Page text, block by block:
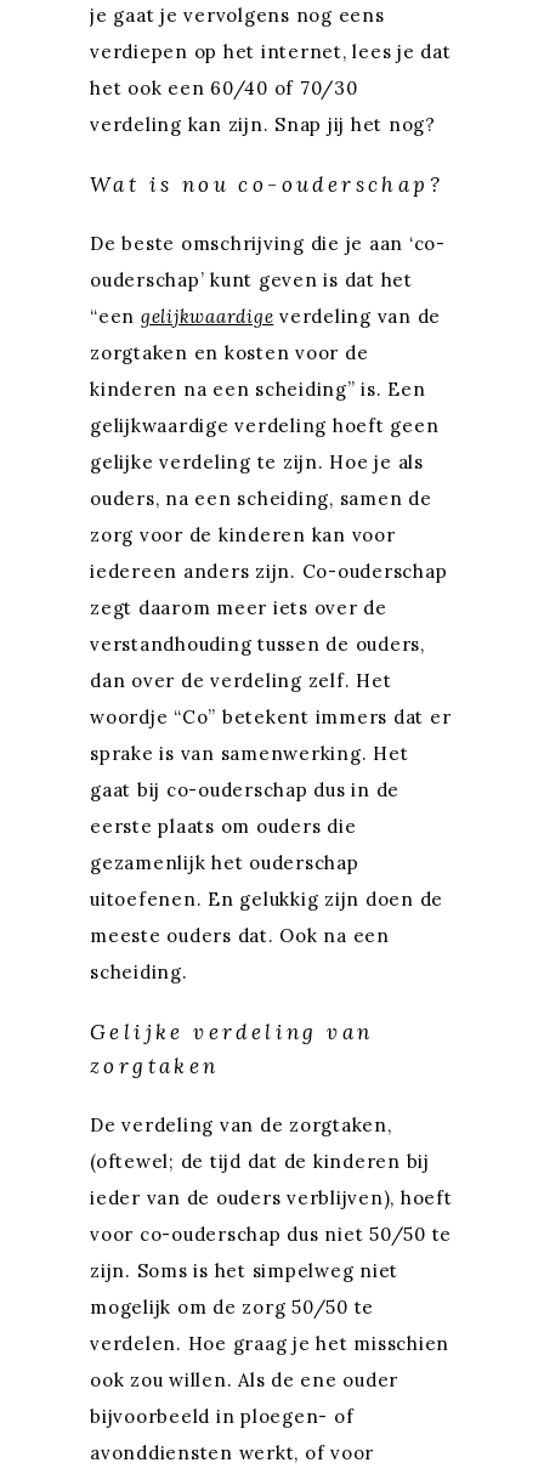
je gaat je vervolgens nog eens
verdiepen op het internet, lees je dat
het ook een 60/40 of 70/30
verdeling kan zijn. Snap jij het nog?
Wat is nou co-ouderschap?
De beste omschrijving die je aan ‘co-
ouderschap’ kunt geven is dat het
“een gelijkwaardige verdeling van de
zorgtaken en kosten voor de
kinderen na een scheiding” is. Een
gelijkwaardige verdeling hoeft geen
gelijke verdeling te zijn. Hoe je als
ouders, na een scheiding, samen de
zorg voor de kinderen kan voor
iedereen anders zijn. Co-ouderschap
zegt daarom meer iets over de
verstandhouding tussen de ouders,
dan over de verdeling zelf. Het
woordje “Co” betekent immers dat er
sprake is van samenwerking. Het
gaat bij co-ouderschap dus in de
eerste plaats om ouders die
gezamenlijk het ouderschap
uitoefenen. En gelukkig zijn doen de
meeste ouders dat. Ook na een
scheiding.
Gelijke verdeling van
zorgtaken
De verdeling van de zorgtaken,
(oftewel; de tijd dat de kinderen bij
ieder van de ouders verblijven), hoeft
voor co-ouderschap dus niet 50/50 te
zijn. Soms is het simpelweg niet
mogelijk om de zorg 50/50 te
verdelen. Hoe graag je het misschien
ook zou willen. Als de ene ouder
bijvoorbeeld in ploegen- of
avonddiensten werkt, of voor